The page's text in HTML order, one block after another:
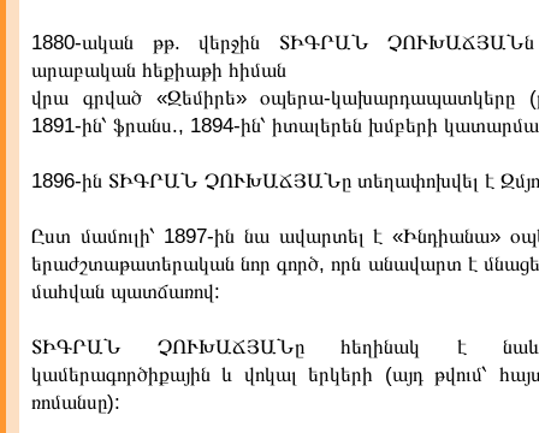
1880-ական թթ. վերջին ՏԻԳՐԱՆ
արաբական հեքիաթի հիման
վրա գրված «Զեմիրե» օպերա-կախարդապատկերը
1891-ին՝ ֆրանս., 1894-ին՝ իտալերեն խմբերի
1896-ին ՏԻԳՐԱՆ ՉՈՒԽԱՃՅԱՆը տեղափոխվել է
Ըստ մամուլի՝ 1897-ին նա ավարտել է «Ինդիանա»
երաժշտաթատերական նոր գործ, որն անավարտ է
մահվան պատճառով:
ՏԻԳՐԱՆ ՉՈՒԽԱՃՅԱՆը հեղինակ է նաև
կամերագործիքային և վոկալ երկերի (այդ թվում՝
ռոմանսը):